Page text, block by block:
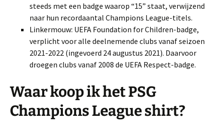
steeds met een badge waarop “15” staat, verwijzend
naar hun recordaantal Champions League-titels.
Linkermouw: UEFA Foundation for Children-badge,
verplicht voor alle deelnemende clubs vanaf seizoen
2021-2022 (ingevoerd 24 augustus 2021). Daarvoor
droegen clubs vanaf 2008 de UEFA Respect-badge.
Waar koop ik het PSG
Champions League shirt?